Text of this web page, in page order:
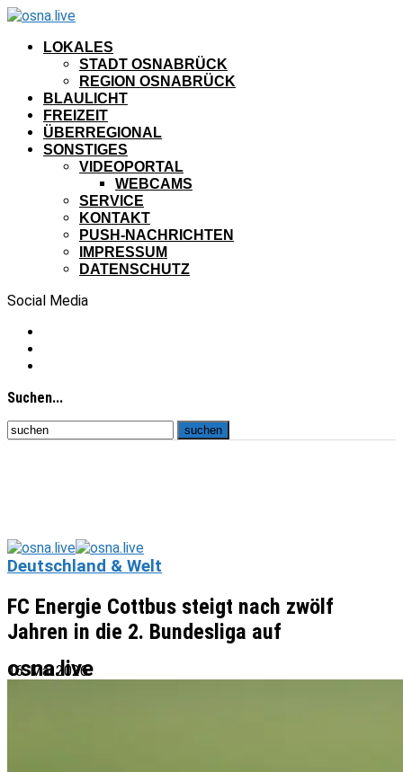
LOKALES
STADT OSNABRÜCK
REGION OSNABRÜCK
BLAULICHT
FREIZEIT
ÜBERREGIONAL
SONSTIGES
VIDEOPORTAL
WEBCAMS
SERVICE
KONTAKT
PUSH-NACHRICHTEN
IMPRESSUM
DATENSCHUTZ
Social Media
Suchen...
osna.live
Deutschland & Welt
FC Energie Cottbus steigt nach zwölf
Jahren in die 2. Bundesliga auf
16. Mai 2026